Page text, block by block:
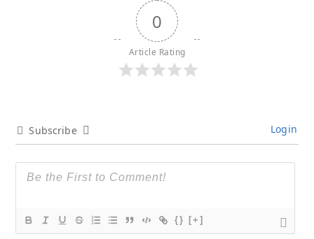
0
Article Rating
Subscribe Login
{} [+]